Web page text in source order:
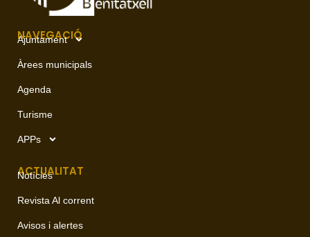
NAVEGACIÓ
Ajuntament
Àrees municipals
Agenda
Turisme
APPs
ACTUALITAT
Notícies
Revista Al corrent
Avisos i alertes